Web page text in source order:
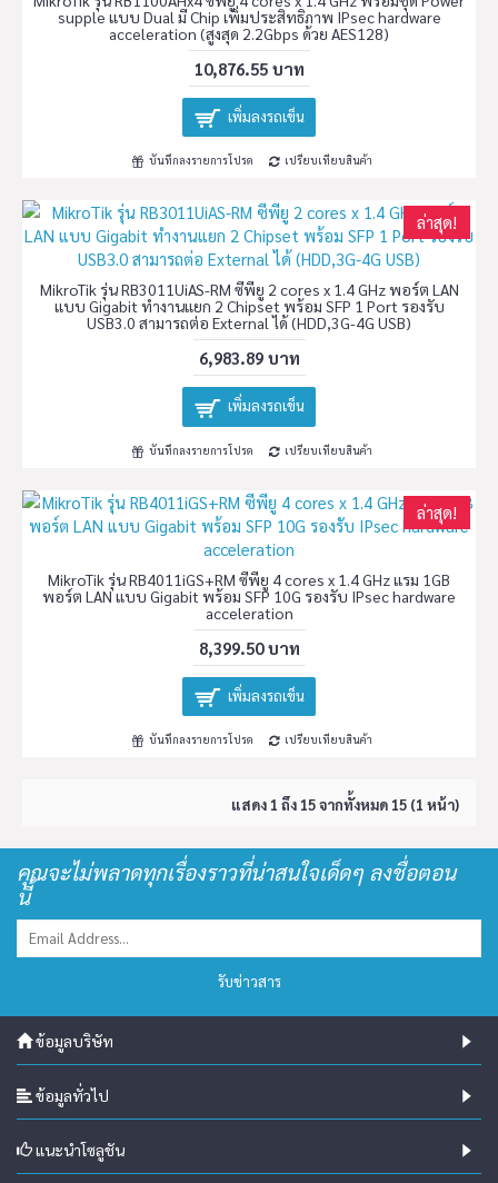
supple แบบ Dual มี Chip เพิ่มประสิทธิภาพ IPsec hardware
acceleration (สูงสุด 2.2Gbps ด้วย AES128)
10,876.55 บาท
เพิ่มลงรถเข็น
บันทึกลงรายการโปรด เปรียบเทียบสินค้า
ล่าสุด!
MikroTik รุ่น RB3011UiAS-RM ซีพียู 2 cores x 1.4 GHz พอร์ต LAN
แบบ Gigabit ทำงานแยก 2 Chipset พร้อม SFP 1 Port รองรับ
USB3.0 สามารถต่อ External ได้ (HDD,3G-4G USB)
6,983.89 บาท
เพิ่มลงรถเข็น
บันทึกลงรายการโปรด เปรียบเทียบสินค้า
ล่าสุด!
MikroTik รุ่น RB4011iGS+RM ซีพียู 4 cores x 1.4 GHz แรม 1GB
พอร์ต LAN แบบ Gigabit พร้อม SFP 10G รองรับ IPsec hardware
acceleration
8,399.50 บาท
เพิ่มลงรถเข็น
บันทึกลงรายการโปรด เปรียบเทียบสินค้า
แสดง 1 ถึง 15 จากทั้งหมด 15 (1 หน้า)
คุณจะไม่พลาดทุกเรื่องราวที่น่าสนใจเด็ดๆ ลงชื่อตอน
นี้
รับข่าวสาร
ข้อมูลบริษัท
ข้อมูลทั่วไป
แนะนำโซลูชัน